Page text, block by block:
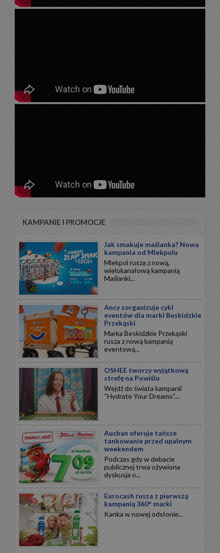
KAMPANIE I PROMOCJE
Jak smakuje maślanka? Nowa
kampania od Mlekpolu
Mlekpol rusza z nową,
wielokanałową kampanią
Maślanki...
Ancy zorganizuje cykl
eventów dla marki Beskidzkie
Przekąski
Marka Beskidzkie Przekąski
rusza z nową kampanią
eventową...
OSHEE tworzy wyjątkową
strefę na Powiślu
Wejdź do świata kampanii
“Hydrate Your Dreams”....
Auchan oferuje tańsze
tankowanie przed upalnym
weekendem
Podczas gdy w debacie
publicznej trwa ożywiona
dyskusja o...
Eurocash rusza z pierwszą
kampanią 360° marki
Kanka w nowej odsłonie...